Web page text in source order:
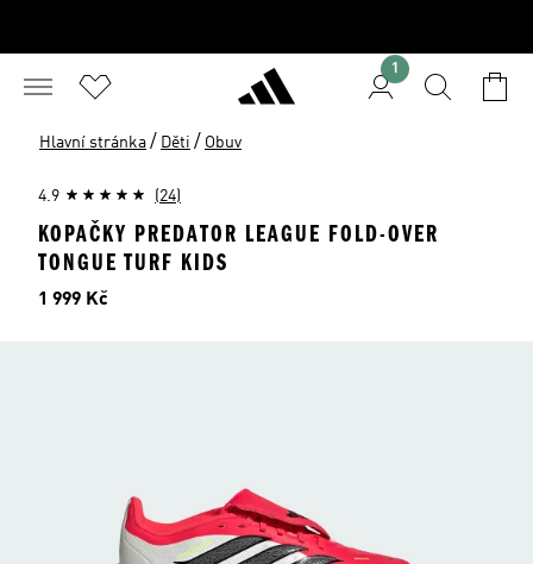
1
Hlavní stránka / Děti / Obuv
4.9 (24)
KOPAČKY PREDATOR LEAGUE FOLD-OVER
TONGUE TURF KIDS
Cena
1 999 Kč